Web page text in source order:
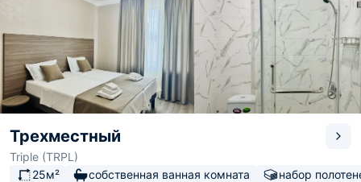
Трехместный
Triple (TRPL)
25м²
собственная ванная комната набор